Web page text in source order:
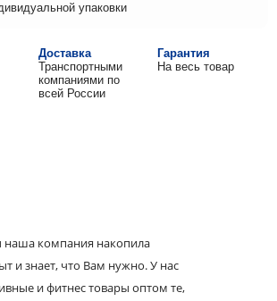
упаковки
Доставка
Транспортными
компаниями по
всей России
Гарантия
На весь товар
наша компания накопила
и знает, что Вам нужно. У нас
и фитнес товары оптом те,